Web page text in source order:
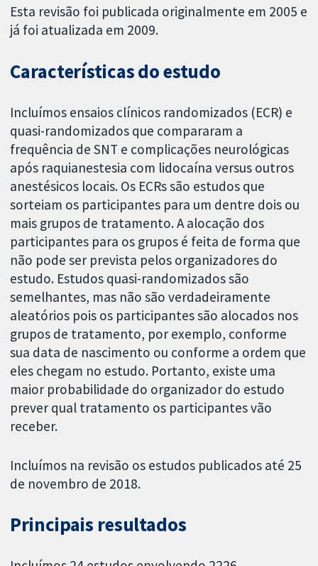
Esta revisão foi publicada originalmente em 2005 e
já foi atualizada em 2009.
Características do estudo
Incluímos ensaios clínicos randomizados (ECR) e
quasi-randomizados que compararam a
frequência de SNT e complicações neurológicas
após raquianestesia com lidocaína versus outros
anestésicos locais. Os ECRs são estudos que
sorteiam os participantes para um dentre dois ou
mais grupos de tratamento. A alocação dos
participantes para os grupos é feita de forma que
não pode ser prevista pelos organizadores do
estudo. Estudos quasi-randomizados são
semelhantes, mas não são verdadeiramente
aleatórios pois os participantes são alocados nos
grupos de tratamento, por exemplo, conforme
sua data de nascimento ou conforme a ordem que
eles chegam no estudo. Portanto, existe uma
maior probabilidade do organizador do estudo
prever qual tratamento os participantes vão
receber.
Incluímos na revisão os estudos publicados até 25
de novembro de 2018.
Principais resultados